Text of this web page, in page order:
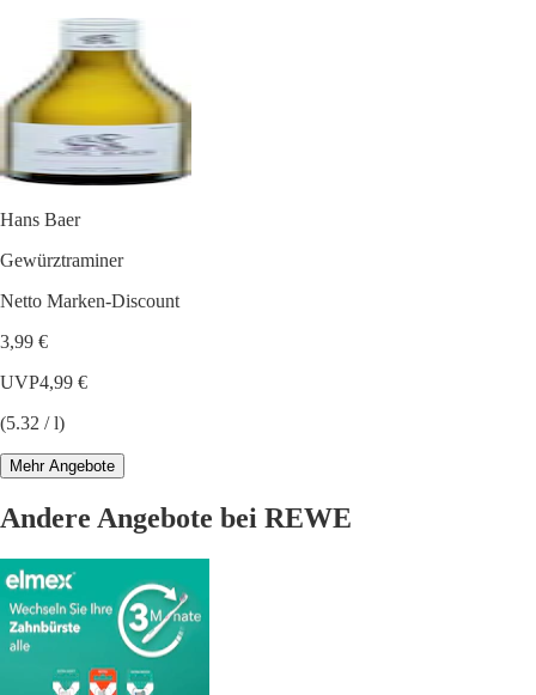
Hans Baer
Gewürztraminer
Netto Marken-Discount
3,99 €
UVP4,99 €
(5.32 / l)
Mehr Angebote
Andere Angebote bei REWE